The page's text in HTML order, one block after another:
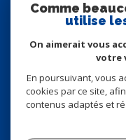
Comme
utilise
On aimerait vous
votre
En poursuivant, vous
cookies par ce site,
contenus adaptés et